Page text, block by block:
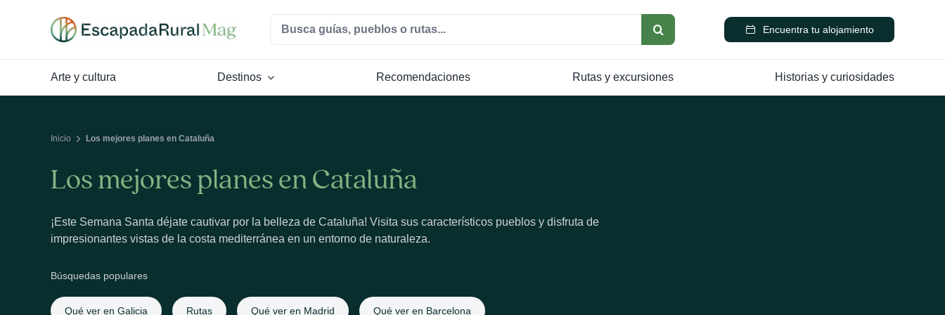
Buscar:
Encuentra tu alojamiento
Arte y cultura Destinos Recomendaciones Rutas y excursiones Historias y curiosidades
Inicio Los mejores planes en Cataluña
Los mejores planes en Cataluña
¡Este Semana Santa déjate cautivar por la belleza de Cataluña! Visita sus característicos pueblos y disfruta de
impresionantes vistas de la costa mediterránea en un entorno de naturaleza.
Búsquedas populares
Qué ver en Galicia Rutas Qué ver en Madrid Qué ver en Barcelona